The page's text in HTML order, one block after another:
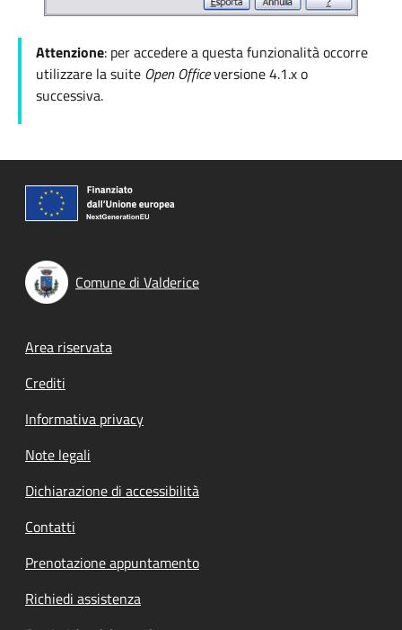
Attenzione: per accedere a questa funzionalità occorre
utilizzare la suite Open Officeversione4.1.x o
successiva.
Comune di Valderice
Footer menu
Area riservata
Crediti
Informativa privacy
Note legali
Dichiarazione di accessibilità
Contatti
Prenotazione appuntamento
Richiedi assistenza